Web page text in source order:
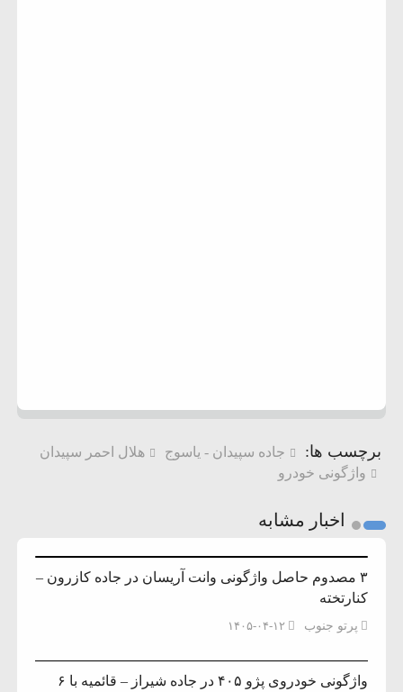
برچسب ها: جاده سپیدان - یاسوج
هلال احمر سپیدان
واژگونی خودرو
اخبار مشابه
۳ مصدوم حاصل واژگونی وانت آریسان در جاده کازرون –
کنارتخته
پرتو جنوب ۱۴۰۵-۰۴-۱۲
واژگونی خودروی پژو ۴۰۵ در جاده شیراز – قائمیه با ۶